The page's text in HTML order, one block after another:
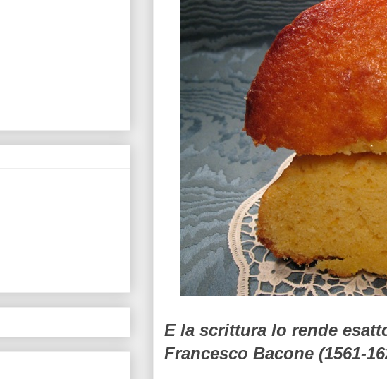
E la scrittura lo rende
Francesco Bacone (1561-